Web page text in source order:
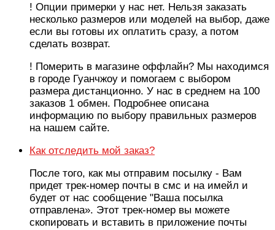
! Опции примерки у нас нет. Нельзя заказать
несколько размеров или моделей на выбор, даже
если вы готовы их оплатить сразу, а потом
сделать возврат.
! Померить в магазине оффлайн? Мы находимся
в городе Гуанчжоу и помогаем с выбором
размера дистанционно. У нас в среднем на 100
заказов 1 обмен. Подробнее описана
информацию по выбору правильных размеров
на нашем сайте.
Как отследить мой заказ?
После того, как мы отправим посылку - Вам
придет трек-номер почты в смс и на имейл и
будет от нас сообщение "Ваша посылка
отправлена». Этот трек-номер вы можете
скопировать и вставить в приложение почты